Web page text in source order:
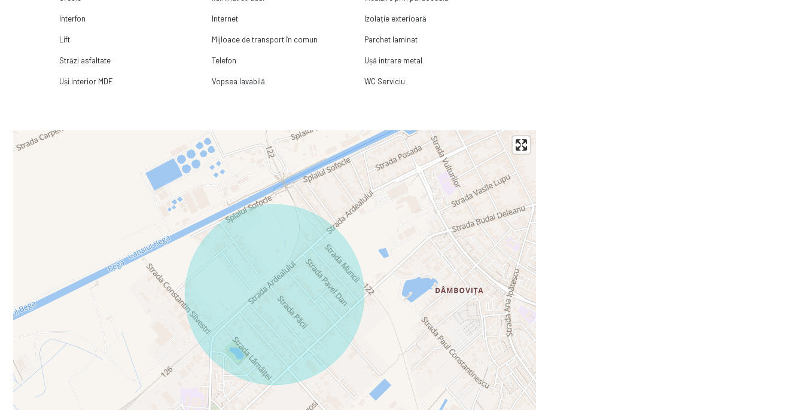
Interfon Internet Izolație exterioară
Lift Mijloace de transport în comun Parchet laminat
Străzi asfaltate Telefon Ușă intrare metal
Uși interior MDF Vopsea lavabilă WC Serviciu